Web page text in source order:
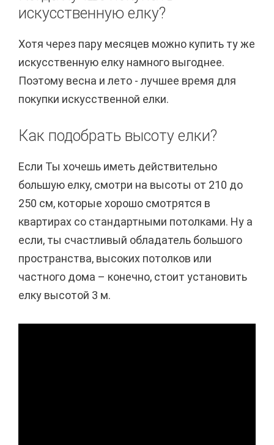
искусственную елку?
Хотя через пару месяцев можно купить ту же
искусственную елку намного выгоднее.
Поэтому весна и лето - лучшее время для
покупки искусственной елки.
Как подобрать высоту елки?
Если Ты хочешь иметь действительно
большую елку, смотри на высоты от 210 до
250 см, которые хорошо смотрятся в
квартирах со стандартными потолками. Ну а
если, ты счастливый обладатель большого
пространства, высоких потолков или
частного дома – конечно, стоит установить
елку высотой 3 м.